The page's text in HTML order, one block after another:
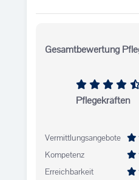
Gesamtbewertung
Pflegekräften
Vermittlungsangebote
Kompetenz
Erreichbarkeit